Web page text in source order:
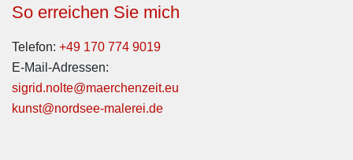
So erreichen Sie mich
Telefon: +49 170 774 9019
E-Mail-Adressen:
sigrid.nolte@maerchenzeit.eu
kunst@nordsee-malerei.de